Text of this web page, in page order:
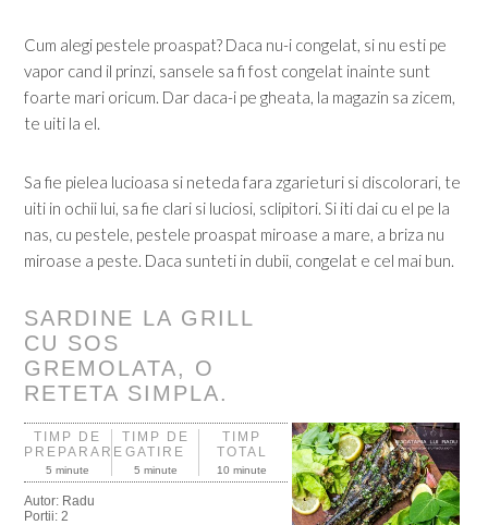
Cum alegi pestele proaspat? Daca nu-i congelat, si nu esti pe
vapor cand il prinzi, sansele sa fi fost congelat inainte sunt
foarte mari oricum. Dar daca-i pe gheata, la magazin sa zicem,
te uiti la el.
Sa fie pielea lucioasa si neteda fara zgarieturi si discolorari, te
uiti in ochii lui, sa fie clari si luciosi, sclipitori. Si iti dai cu el pe la
nas, cu pestele, pestele proaspat miroase a mare, a briza nu
miroase a peste. Daca sunteti in dubii, congelat e cel mai bun.
SARDINE LA GRILL
CU SOS
GREMOLATA, O
RETETA SIMPLA.
TIMP DE
PREPARARE
5 minute
TIMP DE
GATIRE
5 minute
TIMP
TOTAL
10 minute
Autor: Radu
Portii:2